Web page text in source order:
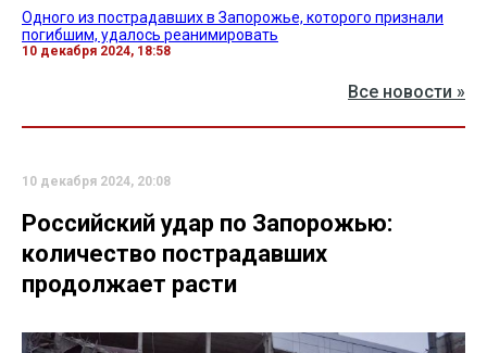
Одного из пострадавших в Запорожье, которого признали
погибшим, удалось реанимировать
10 декабря 2024, 18:58
Все новости »
10 декабря 2024, 20:08
Российский удар по Запорожью:
количество пострадавших
продолжает расти